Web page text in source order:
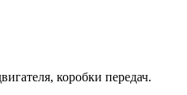
коробки передач.